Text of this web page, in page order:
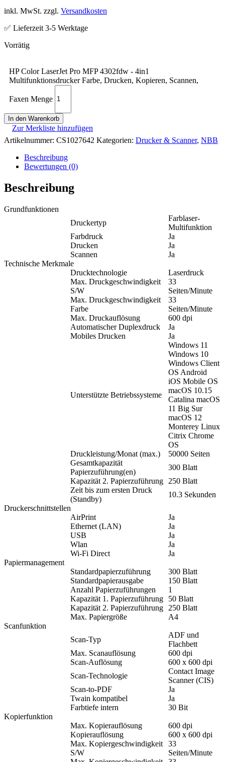
inkl. MwSt. zzgl. Versandkosten
✅ Lieferzeit 3-5 Werktage
HP Color LaserJet Pro MFP 4302fdw - 4in1
Multifunktionsdrucker Farbe, Drucken, Kopieren, Scannen,
Faxen Menge
In den Warenkorb
Zur Merkliste hinzufügen
Artikelnummer: CS1027642 Kategorien: Drucker & Scanner, NBB
Beschreibung
Bewertungen (0)
Beschreibung
Grundfunktionen
Druckertyp
Farblaser-
Multifunktion
Farbdruck
Ja
Drucken
Ja
Scannen
Ja
Technische Merkmale
Drucktechnologie
Laserdruck
Max. Druckgeschwindigkeit
S/W
33
Seiten/Minute
Max. Druckgeschwindigkeit
Farbe
33
Seiten/Minute
Max. Druckauflösung
600 dpi
Automatischer Duplexdruck
Ja
Mobiles Drucken
Ja
Unterstützte Betriebssysteme
Windows 11
Windows 10
Windows Client
OS Android
iOS Mobile OS
macOS 10.15
Catalina macOS
11 Big Sur
macOS 12
Monterey Linux
Citrix Chrome
OS
Druckleistung/Monat (max.)
50000 Seiten
Gesamtkapazität
Papierzuführung(en)
300 Blatt
Kapazität 2. Papierzuführung
250 Blatt
Zeit bis zum ersten Druck
(Standby)
10.3 Sekunden
Druckerschnittstellen
AirPrint
Ja
Ethernet (LAN)
Ja
USB
Ja
Wlan
Ja
Wi-Fi Direct
Ja
Papiermanagement
Standardpapierzuführung
300 Blatt
Standardpapierausgabe
150 Blatt
Anzahl Papierzuführungen
1
Kapazität 1. Papierzuführung
50 Blatt
Kapazität 2. Papierzuführung
250 Blatt
Max. Papiergröße
A4
Scanfunktion
Scan-Typ
ADF und
Flachbett
Max. Scanauflösung
600 dpi
Scan-Auflösung
600 x 600 dpi
Scan-Technologie
Contact Image
Scanner (CIS)
Scan-to-PDF
Ja
Twain kompatibel
Ja
Farbtiefe intern
30 Bit
Kopierfunktion
Max. Kopierauflösung
600 dpi
Kopierauflösung
600 x 600 dpi
Max. Kopiergeschwindigkeit
S/W
33
Seiten/Minute